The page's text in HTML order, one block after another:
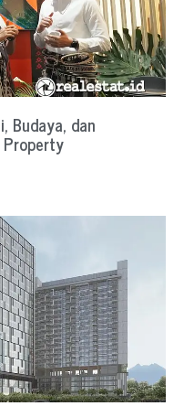
Budaya, dan